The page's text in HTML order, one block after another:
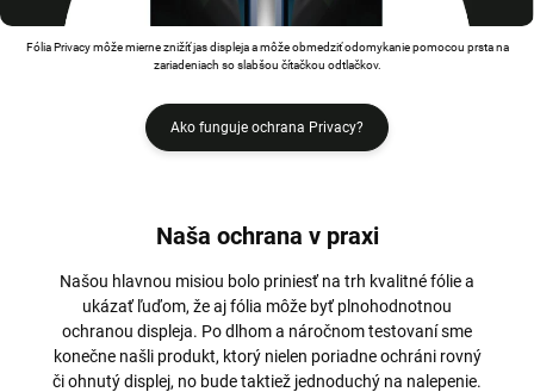
Fólia Privacy môže mierne znižíť jas displeja a môže obmedziť odomykanie pomocou prsta na
zariadeniach so slabšou čítačkou odtlačkov.
Ako funguje ochrana Privacy?
Naša ochrana v praxi
Našou hlavnou misiou bolo priniesť na trh kvalitné fólie a
ukázať ľuďom, že aj fólia môže byť plnohodnotnou
ochranou displeja. Po dlhom a náročnom testovaní sme
konečne našli produkt, ktorý nielen poriadne ochráni rovný
či ohnutý displej, no bude taktiež jednoduchý na nalepenie.